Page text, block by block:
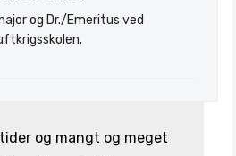
og Dr./Emeritus ved
og mangt og meget